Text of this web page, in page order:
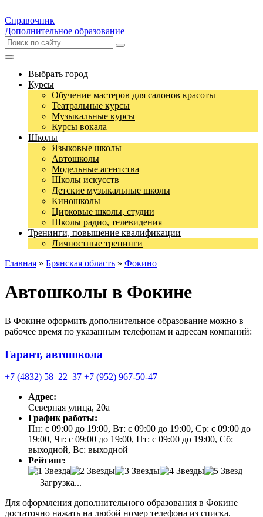
Справочник
Дополнительное образование
Выбрать город
Курсы
Обучение мастеров для салонов красоты
Театральные курсы
Музыкальные курсы
Курсы вокала
Школы
Языковые школы
Автошколы
Модельные агентства
Школы искусств
Детские музыкальные школы
Киношколы
Цирковые школы, студии
Школы радио, телевидения
Тренинги, повышение квалификации
Личностные тренинги
Главная » Брянская область » Фокино
Автошколы в Фокине
В Фокине оформить дополнительное образование можно в
рабочее время по указанным телефонам и адресам компаний:
Гарант, автошкола
+7 (4832) 58‒22‒37 +7 (952) 967-50-47
Адрес:
Северная улица, 20а
График работы:
Пн: с 09:00 до 19:00, Вт: с 09:00 до 19:00, Ср: с 09:00 до
19:00, Чт: с 09:00 до 19:00, Пт: с 09:00 до 19:00, Сб:
выходной, Вс: выходной
Рейтинг:
Загрузка...
Для оформления дополнительного образования в Фокине
достаточно нажать на любой номер телефона из списка.